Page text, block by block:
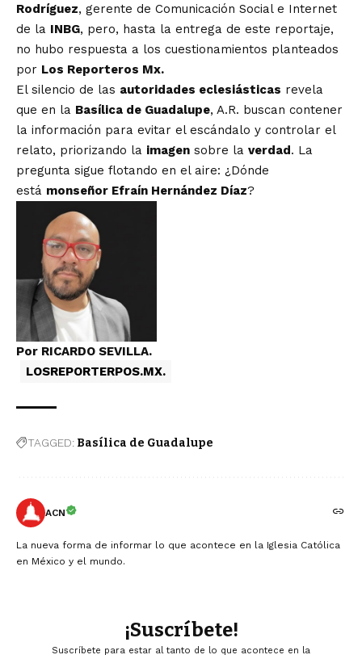
Rodríguez, gerente de Comunicación Social e Internet
de la INBG, pero, hasta la entrega de este reportaje,
no hubo respuesta a los cuestionamientos planteados
por Los Reporteros Mx.
El silencio de las autoridades eclesiásticas revela
que en la Basílica de Guadalupe, A.R. buscan contener
la información para evitar el escándalo y controlar el
relato, priorizando la imagen sobre la verdad. La
pregunta sigue flotando en el aire: ¿Dónde
está monseñor Efraín Hernández Díaz?
Por RICARDO SEVILLA.
LOSREPORTERPOS.MX.
TAGGED: Basílica de Guadalupe
ACN
La nueva forma de informar lo que acontece en la Iglesia Católica
en México y el mundo.
¡Suscríbete!
Suscríbete para estar al tanto de lo que acontece en la